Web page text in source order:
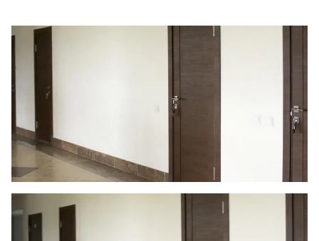
Бежевый
Капучино
Черный
Шоколад